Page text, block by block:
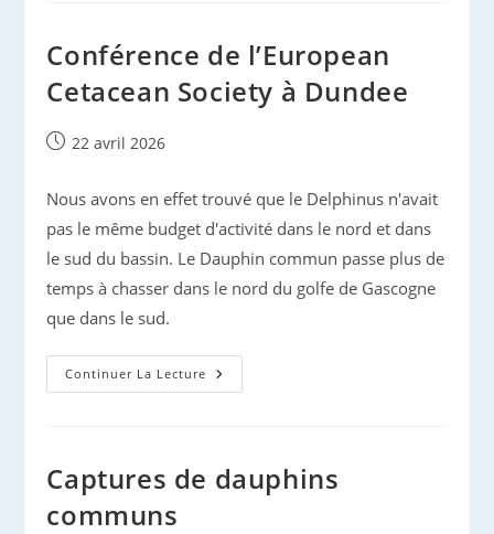
Dundee
(Ecosse)
Conférence de l’European
Cetacean Society à Dundee
Publication
22 avril 2026
Nous avons en effet trouvé que le Delphinus n'avait
pas le même budget d'activité dans le nord et dans
le sud du bassin. Le Dauphin commun passe plus de
temps à chasser dans le nord du golfe de Gascogne
que dans le sud.
Continuer La Lecture Conférence
De
Dundee
Captures de dauphins
communs